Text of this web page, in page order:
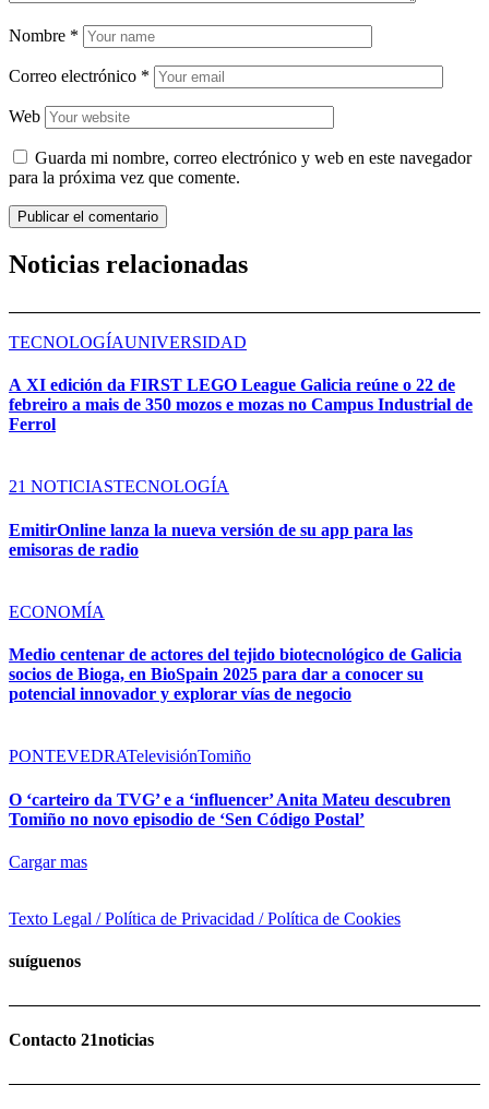
Nombre *
Correo electrónico *
Web
Guarda mi nombre, correo electrónico y web en este navegador
para la próxima vez que comente.
Noticias relacionadas
TECNOLOGÍAUNIVERSIDAD
A XI edición da FIRST LEGO League Galicia reúne o 22 de
febreiro a mais de 350 mozos e mozas no Campus Industrial de
Ferrol
21 NOTICIASTECNOLOGÍA
EmitirOnline lanza la nueva versión de su app para las
emisoras de radio
ECONOMÍA
Medio centenar de actores del tejido biotecnológico de Galicia
socios de Bioga, en BioSpain 2025 para dar a conocer su
potencial innovador y explorar vías de negocio
PONTEVEDRATelevisiónTomiño
O ‘carteiro da TVG’ e a ‘influencer’ Anita Mateu descubren
Tomiño no novo episodio de ‘Sen Código Postal’
Cargar mas
Texto Legal / Política de Privacidad / Política de Cookies
suíguenos
Contacto 21noticias